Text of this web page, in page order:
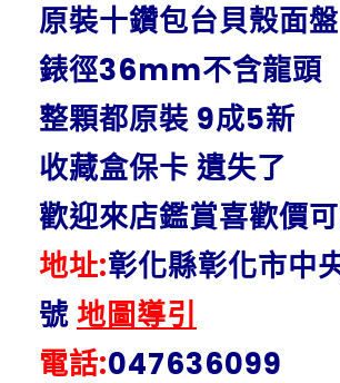
原裝十鑽包台貝殼面盤
錶徑36mm不含龍頭
整顆都原裝 9成5新
收藏盒保卡 遺失了
歡迎來店鑑賞喜歡價
地址:彰化縣彰化市中
號地圖導引
電話:047636099